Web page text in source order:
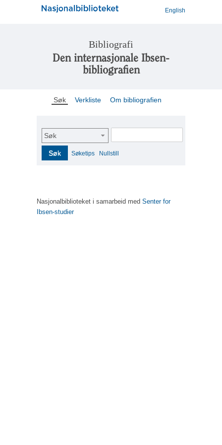
English
Bibliografi
Den internasjonale Ibsen-
bibliografien
Søk Verkliste Om bibliografien
Søk
Søk Søketips Nullstill
Nasjonalbiblioteket i samarbeid med Senter for
Ibsen-studier